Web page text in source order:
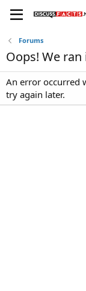
Forums
Oops! We
An error occurred
try again later.